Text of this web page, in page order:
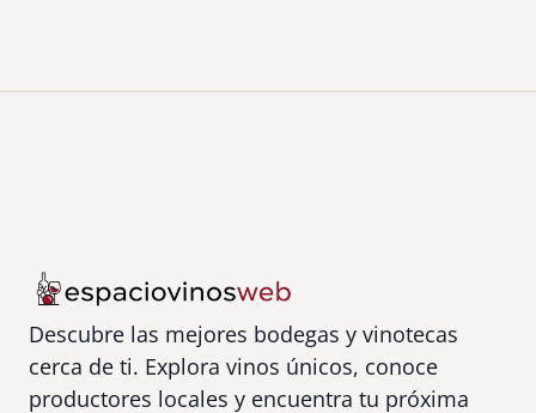
b
Descubre las mejores bodegas y vinotecas
cerca de ti. Explora vinos únicos, conoce
productores locales y encuentra tu próxima